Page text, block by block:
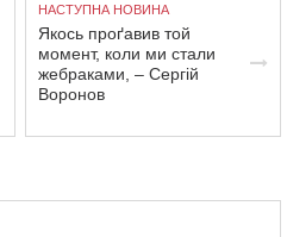
НАСТУПНА НОВИНА
Якось проґавив той
момент, коли ми стали
жебраками, – Сергій
Воронов